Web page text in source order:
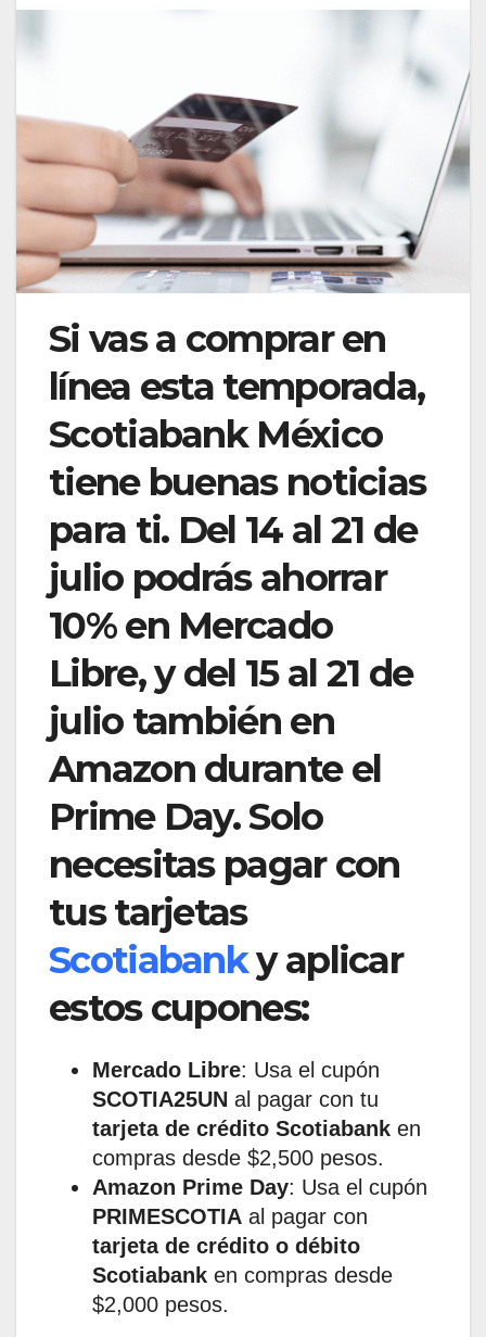
Si vas a comprar en
línea esta temporada,
Scotiabank México
tiene buenas noticias
para ti. Del 14 al 21 de
julio podrás ahorrar
10% en Mercado
Libre, y del 15 al 21 de
julio también en
Amazon durante el
Prime Day. Solo
necesitas pagar con
tus tarjetas
Scotiabanky aplicar
estos cupones:
Mercado Libre: Usa el cupón
SCOTIA25UN al pagar con tu
tarjeta de crédito Scotiabank en
compras desde $2,500 pesos.
Amazon Prime Day: Usa el cupón
PRIMESCOTIA al pagar con
tarjeta de crédito o débito
Scotiabank en compras desde
$2,000 pesos.